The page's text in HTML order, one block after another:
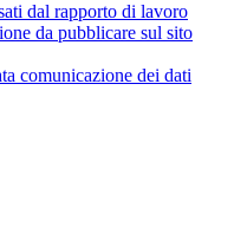
dal rapporto di lavoro
da pubblicare sul sito
comunicazione dei dati